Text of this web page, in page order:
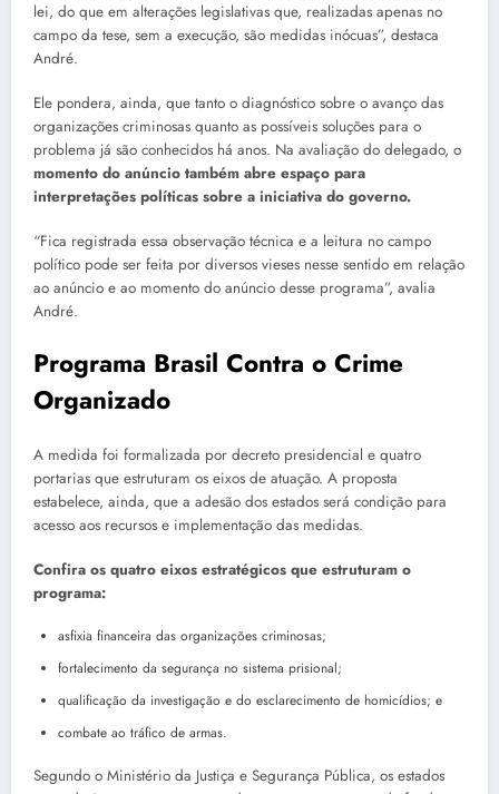
lei, do que em alterações legislativas que, realizadas apenas no
campo da tese, sem a execução, são medidas inócuas”, destaca
André.
Ele pondera, ainda, que tanto o diagnóstico sobre o avanço das
organizações criminosas quanto as possíveis soluções para o
problema já são conhecidos há anos. Na avaliação do delegado, o
momento do anúncio também abre espaço para
interpretações políticas sobre a iniciativa do governo.
“Fica registrada essa observação técnica e a leitura no campo
político pode ser feita por diversos vieses nesse sentido em relação
ao anúncio e ao momento do anúncio desse programa”, avalia
André.
Programa Brasil Contra o Crime
Organizado
A medida foi formalizada por decreto presidencial e quatro
portarias que estruturam os eixos de atuação. A proposta
estabelece, ainda, que a adesão dos estados será condição para
acesso aos recursos e implementação das medidas.
Confira os quatro eixos estratégicos que estruturam o
programa:
asfixia financeira das organizações criminosas;
fortalecimento da segurança no sistema prisional;
qualificação da investigação e do esclarecimento de homicídios; e
combate ao tráfico de armas.
Segundo o Ministério da Justiça e Segurança Pública, os estados